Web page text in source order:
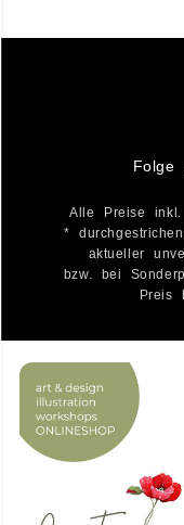
Folge
Alle Preise inkl.
*
aktueller
bzw. bei
Preis